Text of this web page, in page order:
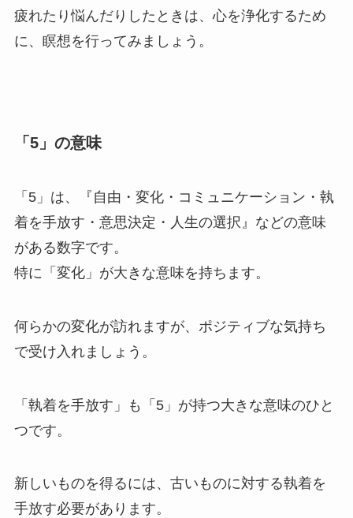
疲れたり悩んだりしたときは、心を浄化するため
に、瞑想を行ってみましょう。
「5」の意味
「5」は、『自由・変化・コミュニケーション・執
着を手放す・意思決定・人生の選択』などの意味
がある数字です。
特に「変化」が大きな意味を持ちます。
何らかの変化が訪れますが、ポジティブな気持ち
で受け入れましょう。
「執着を手放す」も「5」が持つ大きな意味のひと
つです。
新しいものを得るには、古いものに対する執着を
手放す必要があります。